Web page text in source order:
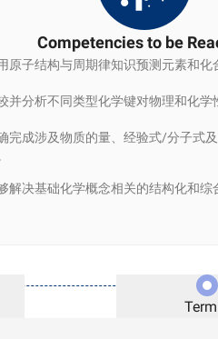
Competencies to be
原子结构与周期律知识预测元素和化
并分析不同类型化学键对物理和化学
完成涉及物质的量、经验式/分子式
解决基础化学概念相关的结构化和综